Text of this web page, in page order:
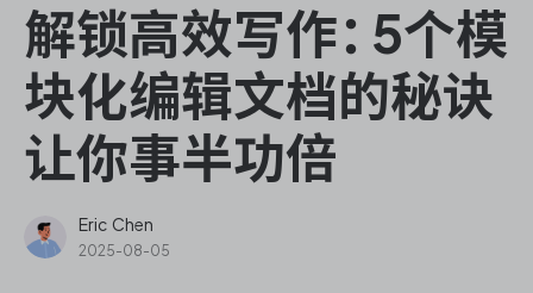
ONES Assistant
解锁高效写作：5个模
块化编辑文档的秘诀
让你事半功倍
Eric Chen
2025-08-05